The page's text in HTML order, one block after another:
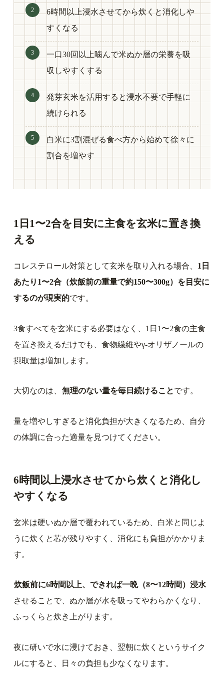
6時間以上浸水させてから炊くと消化しや
すくなる
一口30回以上噛んで米ぬか層の栄養を吸
収しやすくする
発芽玄米を活用すると浸水不要で手軽に
続けられる
白米に3割混ぜる食べ方から始めて徐々に
割合を増やす
1日1〜2合を目安に主食を玄米に置き換
える
コレステロール対策として玄米を取り入れる場合、 1日
あたり1〜2合（炊飯前の重量で約150〜300g）を目安に
するのが現実的です。
3食すべてを玄米にする必要はなく、1日1〜2食の主食
を置き換えるだけでも、食物繊維やγ-オリザノールの
摂取量は増加します。
大切なのは、 無理のない量を毎日続けることです。
量を増やしすぎると消化負担が大きくなるため、自分
の体調に合った適量を見つけてください。
6時間以上浸水させてから炊くと消化し
やすくなる
玄米は硬いぬか層で覆われているため、白米と同じよ
うに炊くと芯が残りやすく、消化にも負担がかかりま
す。
炊飯前に6時間以上、できれば一晩（8〜12時間）浸水
させることで、ぬか層が水を吸ってやわらかくなり、
ふっくらと炊き上がります。
夜に研いで水に浸けておき、翌朝に炊くというサイク
ルにすると、日々の負担も少なくなります。